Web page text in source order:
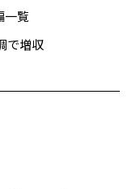
一覧
で増収